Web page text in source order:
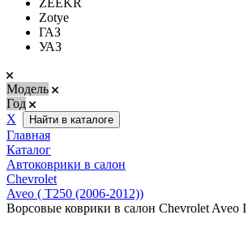
ZEEKR
Zotye
ГАЗ
УАЗ
Модель
Год
Х
Найти в каталоге
Главная
Каталог
Автоковрики в салон
Chevrolet
Aveo ( T250 (2006-2012))
Ворсовые коврики в салон Chevrolet Aveo